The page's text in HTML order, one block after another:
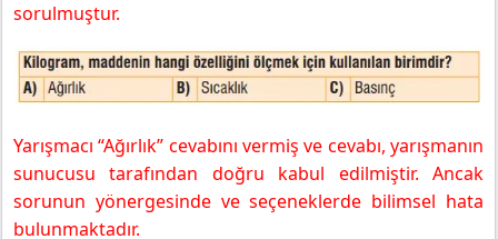
sorulmuştur.
Yarışmacı “Ağırlık” cevabını vermiş ve cevabı, yarışmanın
sunucusu tarafından doğru kabul edilmiştir. Ancak
sorunun yönergesinde ve seçeneklerde bilimsel hata
bulunmaktadır.